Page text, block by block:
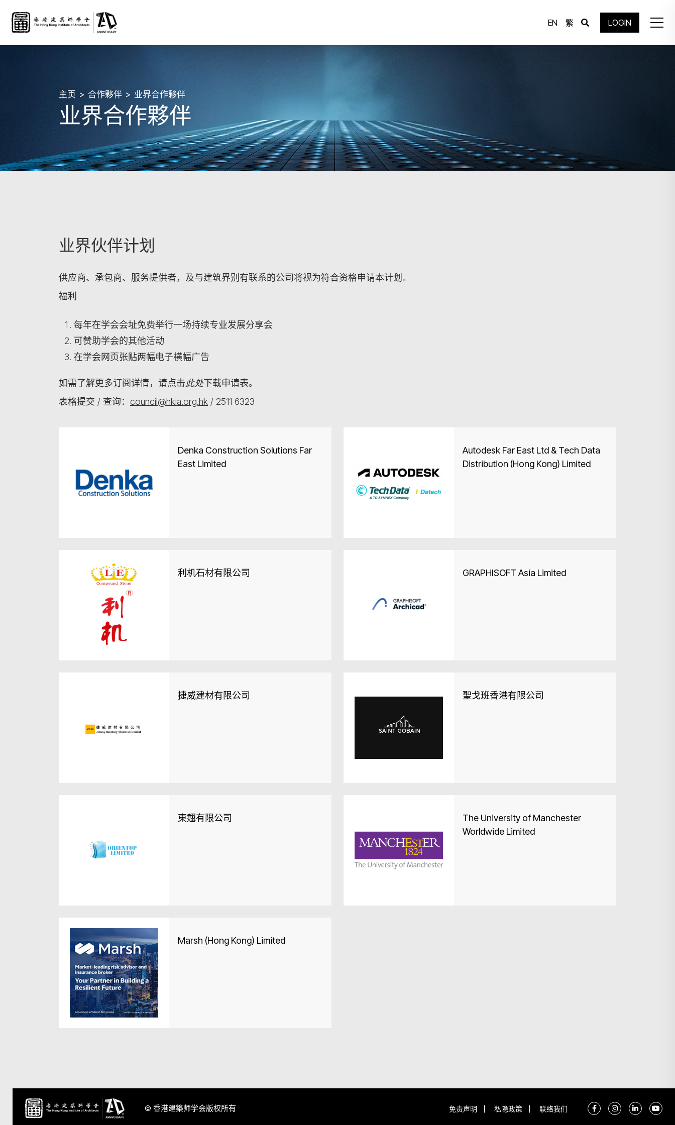
EN 繁 LOGIN
主页 合作夥伴 业界合作夥伴
业界合作夥伴
业界伙伴计划
供应商、承包商、服务提供者，及与建筑界别有联系的公司将视为符合资格申请本计划。
福利
每年在学会会址免费举行一场持续专业发展分享会
可赞助学会的其他活动
在学会网页张贴两幅电子横幅广告
如需了解更多订阅详情，请点击此处下载申请表。
表格提交 / 查询： council@hkia.org.hk / 2511 6323
Denka Construction Solutions Far
East Limited
Autodesk Far East Ltd & Tech Data
Distribution (Hong Kong) Limited
利机石材有限公司 GRAPHISOFT Asia Limited
捷威建材有限公司 聖戈班香港有限公司
東翹有限公司
The University of Manchester
Worldwide Limited
Marsh (Hong Kong) Limited
© 香港建築师学会版权所有 免责声明 私隐政策 联络我们